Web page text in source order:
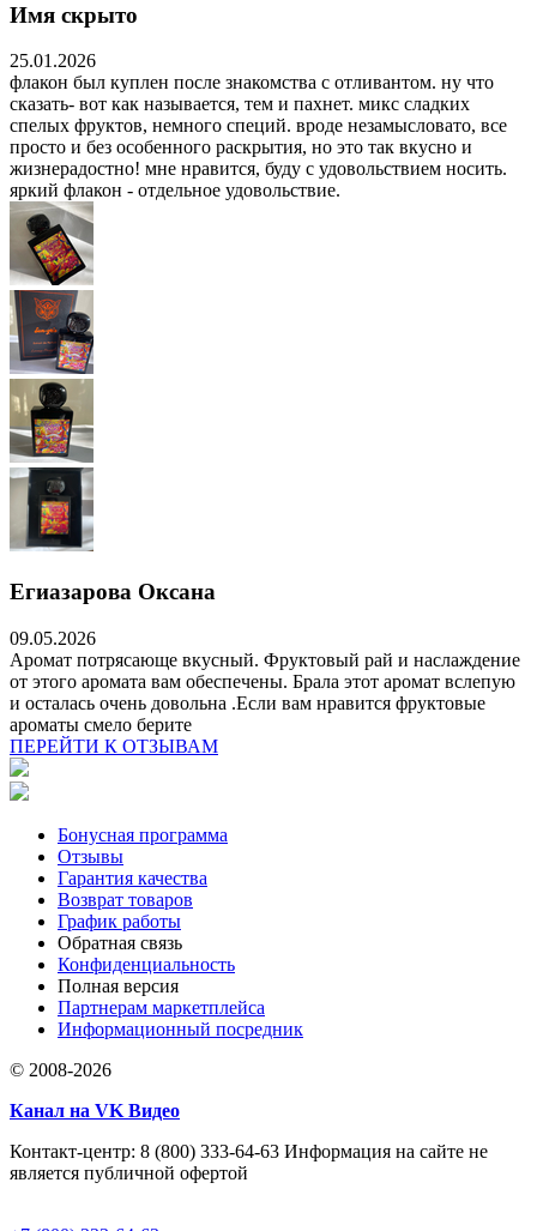
Имя скрыто
25.01.2026
флакон был куплен после знакомства с отливантом. ну что
сказать- вот как называется, тем и пахнет. микс сладких
спелых фруктов, немного специй. вроде незамысловато, все
просто и без особенного раскрытия, но это так вкусно и
жизнерадостно! мне нравится, буду с удовольствием носить.
яркий флакон - отдельное удовольствие.
Егиазарова Оксана
09.05.2026
Аромат потрясающе вкусный. Фруктовый рай и наслаждение
от этого аромата вам обеспечены. Брала этот аромат вслепую
и осталась очень довольна .Если вам нравится фруктовые
ароматы смело берите
ПЕРЕЙТИ К ОТЗЫВАМ
Бонусная программа
Отзывы
Гарантия качества
Возврат товаров
График работы
Обратная связь
Конфиденциальность
Полная версия
Партнерам маркетплейса
Информационный посредник
© 2008-2026
Канал на VK Видео
Контакт-центр: 8 (800) 333-64-63 Информация на сайте не
является публичной офертой